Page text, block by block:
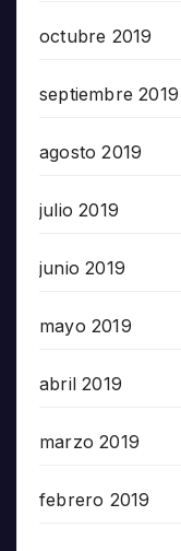
octubre 2019
septiembre 2019
agosto 2019
julio 2019
junio 2019
mayo 2019
abril 2019
marzo 2019
febrero 2019